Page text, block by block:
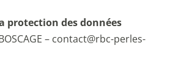
protection des données
– contact@rbc-perles-